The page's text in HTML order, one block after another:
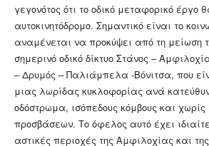
γεγονότος ότι το οδικό μεταφορικό έργο
αυτοκινητόδρομο. Σημαντικό είναι το
αναμένεται να προκύψει από τη μείωση
σημερινό οδικό δίκτυο Στάνος –
– Δρυμός – Παλιάμπελα -Βόνιτσα, που
μιας λωρίδας κυκλοφορίας ανά
οδόστρωμα, ισόπεδους κόμβους και
προσβάσεων. Το όφελος αυτό έχει
αστικές περιοχές της Αμφιλοχίας και